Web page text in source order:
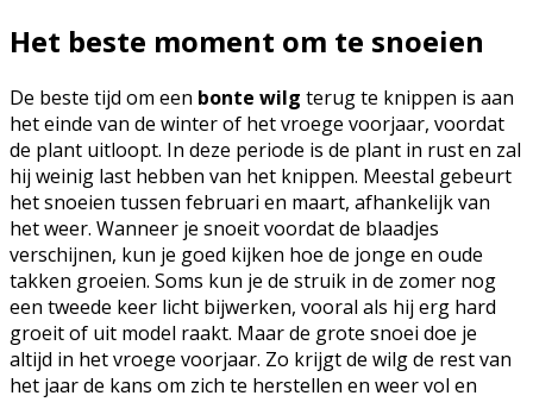
Het beste moment om te snoeien
De beste tijd om een bonte wilg terug te knippen is aan
het einde van de winter of het vroege voorjaar, voordat
de plant uitloopt. In deze periode is de plant in rust en zal
hij weinig last hebben van het knippen. Meestal gebeurt
het snoeien tussen februari en maart, afhankelijk van
het weer. Wanneer je snoeit voordat de blaadjes
verschijnen, kun je goed kijken hoe de jonge en oude
takken groeien. Soms kun je de struik in de zomer nog
een tweede keer licht bijwerken, vooral als hij erg hard
groeit of uit model raakt. Maar de grote snoei doe je
altijd in het vroege voorjaar. Zo krijgt de wilg de rest van
het jaar de kans om zich te herstellen en weer vol en